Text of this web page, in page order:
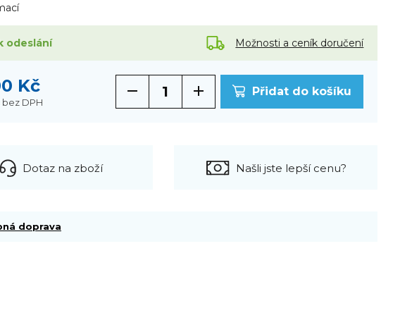
odeslání Možnosti a ceník doručení
Kč
bez DPH
Přidat do košíku
Dotaz na zboží Našli jste lepší cenu?
doprava